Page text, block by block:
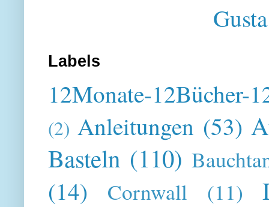
Labels
12Monate-12Bücher-
(2) Anleitungen (53)
Basteln (110)
(14) Cornwall (11)